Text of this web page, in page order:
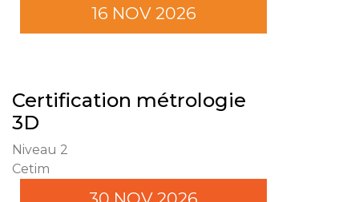
16 NOV 2026
Certification métrologie
3D
Niveau 2
Cetim